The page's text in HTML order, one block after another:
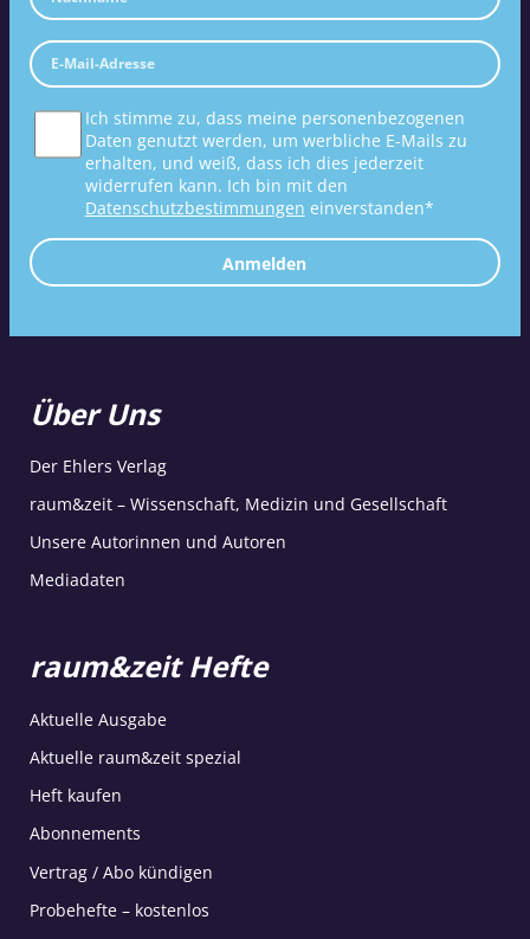
Ich stimme zu, dass meine personenbezogenen
Daten genutzt werden, um werbliche E-Mails zu
erhalten, und weiß, dass ich dies jederzeit
widerrufen kann. Ich bin mit den
Datenschutzbestimmungen einverstanden*
Anmelden
Über Uns
Der Ehlers Verlag
raum&zeit – Wissenschaft, Medizin und Gesellschaft
Unsere Autorinnen und Autoren
Mediadaten
raum&zeit Hefte
Aktuelle Ausgabe
Aktuelle raum&zeit spezial
Heft kaufen
Abonnements
Vertrag / Abo kündigen
Probehefte – kostenlos